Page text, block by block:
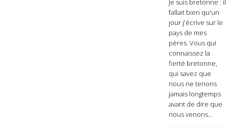
Je suis bretonne : il
fallait bien qu'un
jour j'écrive sur le
pays de mes
pères. Vous qui
connaissez la
fierté bretonne,
qui savez que
nous ne tenons
jamais longtemps
avant de dire que
nous venons...